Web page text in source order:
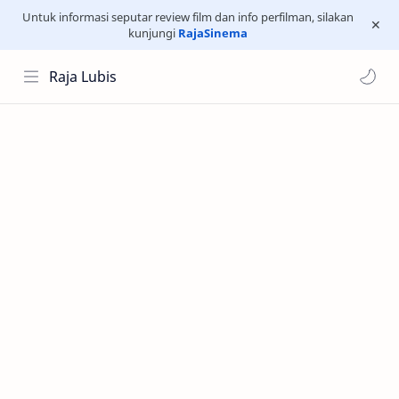
Untuk informasi seputar review film dan info perfilman, silakan
kunjungi RajaSinema
Raja Lubis